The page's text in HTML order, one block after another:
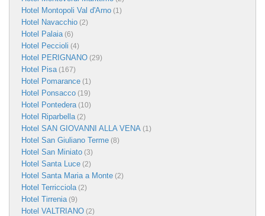
Hotel Montopoli Val d'Arno (1)
Hotel Navacchio (2)
Hotel Palaia (6)
Hotel Peccioli (4)
Hotel PERIGNANO (29)
Hotel Pisa (167)
Hotel Pomarance (1)
Hotel Ponsacco (19)
Hotel Pontedera (10)
Hotel Riparbella (2)
Hotel SAN GIOVANNI ALLA VENA (1)
Hotel San Giuliano Terme (8)
Hotel San Miniato (3)
Hotel Santa Luce (2)
Hotel Santa Maria a Monte (2)
Hotel Terricciola (2)
Hotel Tirrenia (9)
Hotel VALTRIANO (2)